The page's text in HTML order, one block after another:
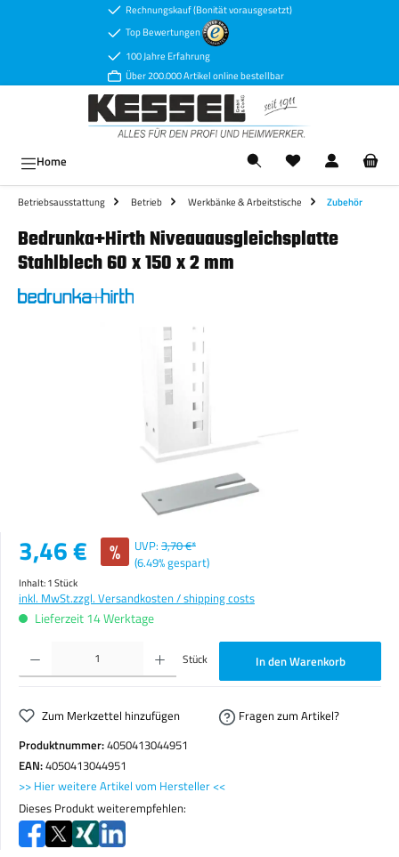
Zum Hauptinhalt springenRechnungskauf (Bonität vorausgesetzt)
Top Bewertungen
100 Jahre Erfahrung
Über 200.000 Artikel online bestellbar
Home
Betriebsausstattung Betrieb Werkbänke & Arbeitstische Zubehör
Bedrunka+Hirth Niveauausgleichsplatte
Stahlblech 60 x 150 x 2 mm
Verkaufspreis:
3,46 € % UVP: 3,70 €*
(6.49% gespart)
Inhalt:1 Stück
inkl. MwSt.zzgl. Versandkosten / shipping costs
Lieferzeit 14 Werktage
Produkt Anzahl: Gib den gewünschten Wert ein oder benutze die Schaltflächen um die Anzahl zu
Stück In den Warenkorb
Zum Merkzettel hinzufügen
Fragen zum Artikel?
Produktnummer:4050413044951
EAN:4050413044951
>> Hier weitere Artikel vom Hersteller <<
Dieses Produkt weiterempfehlen: